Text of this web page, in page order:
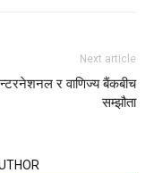
Next article
र वाणिज्य बैंकबीच
सम्झौता